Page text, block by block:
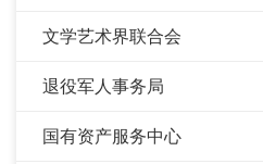
文学艺术界联合会
退役军人事务局
国有资产服务中心